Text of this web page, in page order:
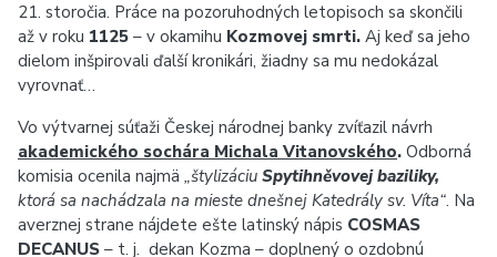
21. storočia. Práce na pozoruhodných letopisoch sa skončili
až v roku 1125 – v okamihu Kozmovej smrti. Aj keď sa jeho
dielom inšpirovali ďalší kronikári, žiadny sa mu nedokázal
vyrovnať…
Vo výtvarnej súťaži Českej národnej banky zvíťazil návrh
akademického sochára Michala Vitanovského. Odborná
komisia ocenila najmä „štylizáciu Spytihněvovej baziliky,
ktorá sa nachádzala na mieste dnešnej Katedrály sv. Víta“. Na
averznej strane nájdete ešte latinský nápis COSMAS
DECANUS – t. j. dekan Kozma – doplnený o ozdobnú